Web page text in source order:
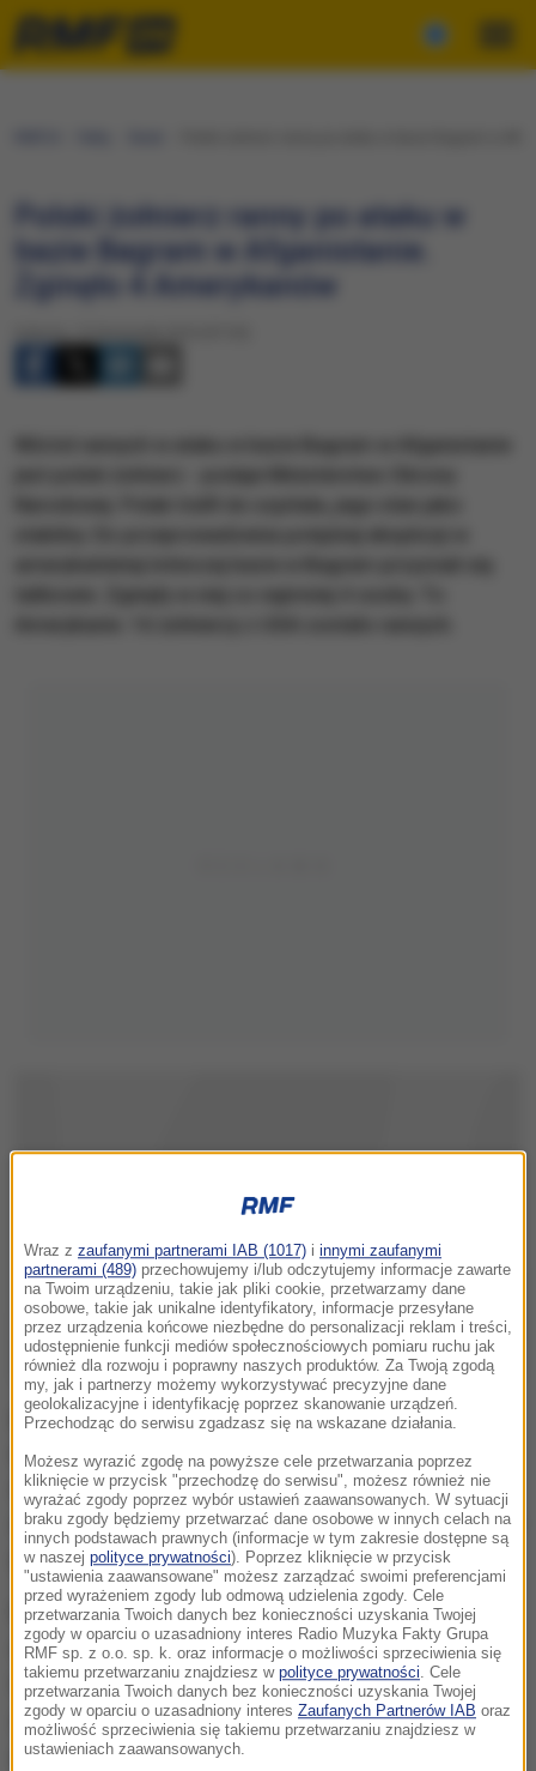
Polski żołnierz ranny po ataku w
bazie Bagram w Afganistanie.
Zginęło 4 Amerykanów
Do wybuchu doszło w pobliżu kantyny w tej
największej amerykańskiej bazie w
Afganistanie. Afgańskie ministerstwo obrony podało,
że eksplozja miała miejsce chwilę po godzinie 5.30 (2
godzina czasu polskiego).
Minister obrony USA Ash Carter podkreślił, że
ochrona amerykańskich żołnierzy "jest priorytetem
USA w Afganistanie" i zapewnił, że przeprowadzone
zostanie śledztwo w sprawie zamachu, aby
zwiększyć bezpieczeństwo w bazie w Bagram.
Wraz z zaufanymi partnerami IAB (1017) i innymi zaufanymi
partnerami (489) przechowujemy i/lub odczytujemy informacje zawarte
na Twoim urządzeniu, takie jak pliki cookie, przetwarzamy dane
osobowe, takie jak unikalne identyfikatory, informacje przesyłane
przez urządzenia końcowe niezbędne do personalizacji reklam i treści,
udostępnienie funkcji mediów społecznościowych pomiaru ruchu jak
również dla rozwoju i poprawny naszych produktów. Za Twoją zgodą
my, jak i partnerzy możemy wykorzystywać precyzyjne dane
geolokalizacyjne i identyfikację poprzez skanowanie urządzeń.
Przechodząc do serwisu zgadzasz się na wskazane działania.
Możesz wyrazić zgodę na powyższe cele przetwarzania poprzez
kliknięcie w przycisk "przechodzę do serwisu", możesz również nie
wyrażać zgody poprzez wybór ustawień zaawansowanych. W sytuacji
braku zgody będziemy przetwarzać dane osobowe w innych celach na
innych podstawach prawnych (informacje w tym zakresie dostępne są
w naszej polityce prywatności). Poprzez kliknięcie w przycisk
"ustawienia zaawansowane" możesz zarządzać swoimi preferencjami
przed wyrażeniem zgody lub odmową udzielenia zgody. Cele
przetwarzania Twoich danych bez konieczności uzyskania Twojej
zgody w oparciu o uzasadniony interes Radio Muzyka Fakty Grupa
RMF sp. z o.o. sp. k. oraz informacje o możliwości sprzeciwienia się
takiemu przetwarzaniu znajdziesz w polityce prywatności. Cele
przetwarzania Twoich danych bez konieczności uzyskania Twojej
zgody w oparciu o uzasadniony interes Zaufanych Partnerów IAB oraz
możliwość sprzeciwienia się takiemu przetwarzaniu znajdziesz w
ustawieniach zaawansowanych.